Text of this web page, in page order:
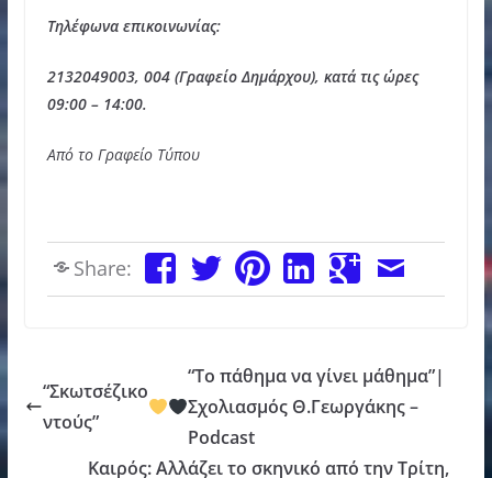
Τηλέφωνα επικοινωνίας:
2132049003, 004 (Γραφείο Δημάρχου), κατά τις ώρες
09:00 – 14:00.
Από το Γραφείο Τύπου
Share:
“Σκωτσέζικο
ντούς”
“Το πάθημα να γίνει μάθημα”|
Σχολιασμός Θ.Γεωργάκης –
Podcast
Καιρός: Αλλάζει το σκηνικό από την Τρίτη,